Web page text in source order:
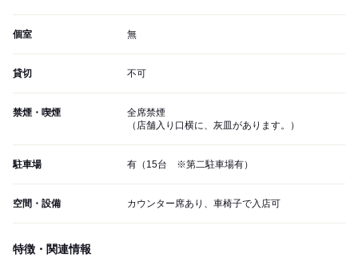
個室 無
貸切 不可
禁煙・喫煙
全席禁煙
（店舗入り口横に、灰皿があります。）
駐車場 有（15台 ※第二駐車場有）
空間・設備 カウンター席あり、車椅子で入店可
特徴・関連情報